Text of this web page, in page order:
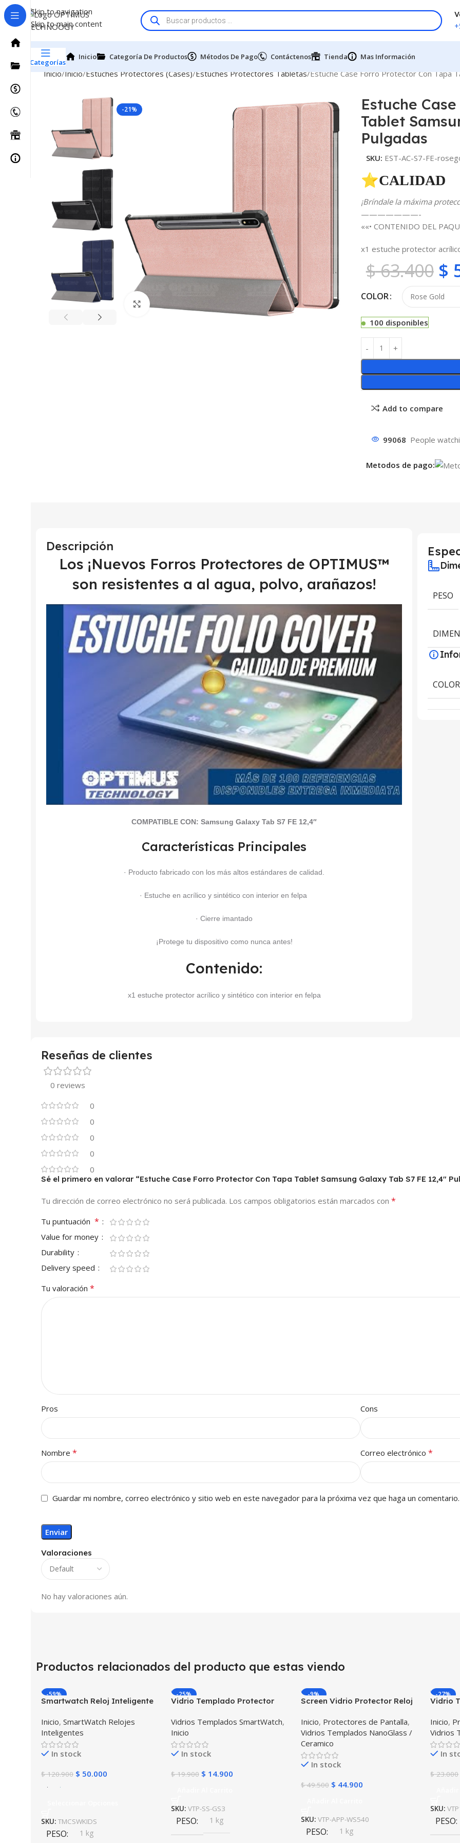
Skip to navigation
Skip to main content
Categorías
Inicio Categoría De Productos Métodos De Pago Contáctenos Tienda Mas Información
Inicio Inicio Estuches Protectores (Cases) Estuches Protectores Tabletas Estuche Case Forro Protector Con Tapa
-21%
Click to enlarge
Estuche
Tablet
Pulgadas
SKU: EST-AC-S7-FE-
⭐CALIDAD
¡Bríndale la máxima
———————-
««• CONTENIDO DEL
x1 estuche protector
$63.400 $
COLOR
100 disponibles
Add to compare
99068 People
Metodos de pago:
Descripción
Los ¡Nuevos Forros Protectores de OPTIMUS™
son resistentes a al agua, polvo, arañazos!
COMPATIBLE CON:Samsung Galaxy Tab S7 FE 12,4″
Características Principales
· Producto fabricado con los más altos estándares de calidad.
· Estuche en acrílico y sintético con interior en felpa
· Cierre imantado
¡Protege tu dispositivo como nunca antes!
Contenido:
x1 estuche protector acrílico y sintético con interior en felpa
PESO
COLOR
Reseñas de clientes
0 reviews
0
0
0
0
0
Valoraciones
No hay valoraciones aún.
Sé el primero en valorar “Estuche Case Forro Protector Con Tapa Tablet Samsung Galaxy Tab S7 FE 12,4″
Tu dirección de correo electrónico no será publicada. Los campos obligatorios están marcados con *
Tu puntuación *
Value for money
Durability
Delivery speed
Tu valoración *
Pros Cons
Nombre * Correo electrónico *
Guardar mi nombre, correo electrónico y sitio web en este navegador para la próxima vez que haga un comentario.
Productos relacionados del producto que estas viendo
-59%
Smartwatch Reloj Inteligente
SOS
Inicio, SmartWatch Relojes
Inteligentes
In stock
$120.900 $ 50.000
SKU: TMCSWKIDS
PESO 1 kg
-25%
Vidrio Templado Protector
Smartwatch Samsung Gear S3
Frontier
Vidrios Templados SmartWatch,
Inicio
In stock
$19.900 $ 14.900
SKU: VTP-SS-GS3
PESO 1 kg
-9%
Screen Vidrio Protector Reloj
Unidades
Inicio, Protectores de Pantalla,
Vidrios Templados NanoGlass /
Ceramico
In stock
$49.500 $ 44.900
SKU: VTP-APP-WS540
PESO 1 kg
-27%
Vidrio
Inicio,
Vidrios
In
$23.000
SKU:
PESO